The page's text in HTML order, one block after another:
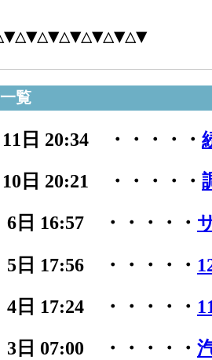
覧
11日 20:34 ・・・・・
10日 20:21 ・・・・・
6日 16:57 ・・・・・
5日 17:56 ・・・・・
4日 17:24 ・・・・・
3日 07:00 ・・・・・